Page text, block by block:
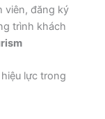
viên, đăng ký
trình khách
lực trong